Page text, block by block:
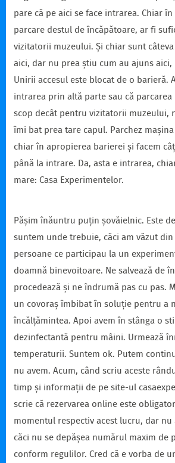
pare că pe aici se face intrarea. Chiar
parcare destul de încăpătoare, ar fi
vizitatorii muzeului. Și chiar sunt
aici, dar nu prea știu cum au ajuns
Unirii accesul este blocat de o barieră.
intrarea prin altă parte sau că
scop decât pentru vizitatorii muzeului,
îmi bat prea tare capul. Parchez
chiar în apropierea barierei și facem
până la intrare. Da, asta e intrarea,
mare: Casa Experimentelor.
Pășim înăuntru puțin șovăielnic. Este
suntem unde trebuie, căci am văzut
persoane ce participau la un
doamnă binevoitoare. Ne salvează de
procedează și ne îndrumă pas cu pas.
un covoraș îmbibat în soluție pentru a
încălțămintea. Apoi avem în stânga o
dezinfectantă pentru mâini. Urmează
temperaturii. Suntem ok. Putem
nu avem. Acum, când scriu aceste
timp și informații de pe site-ul
scrie că rezervarea online este
momentul respectiv acest lucru, dar
căci nu se depășea numărul maxim de
conform regulilor. Cred că e vorba de